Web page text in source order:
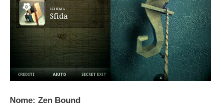
Nome: Zen Bound